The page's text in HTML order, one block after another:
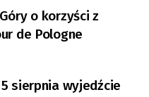
o korzyści z
de Pologne
sierpnia wyjedźcie